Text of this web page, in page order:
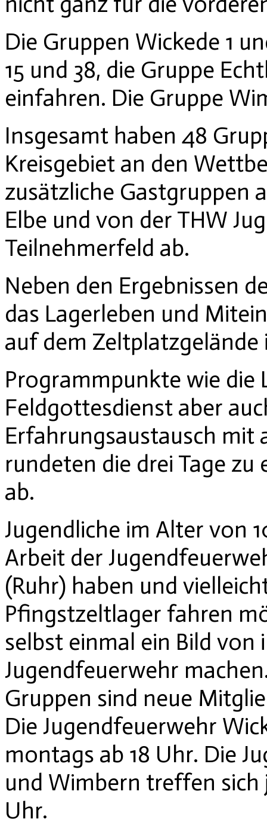
Die Gruppen Wickede 1
15 und 38, die Gruppe
einfahren. Die Gruppe
Insgesamt haben 48
Kreisgebiet an den
zusätzliche Gastgruppen
Elbe und von der THW
Teilnehmerfeld ab.
Neben den Ergebnissen
das Lagerleben und
auf dem Zeltplatzgelände
Programmpunkte wie die
Feldgottesdienst aber
Erfahrungsaustausch mit
rundeten die drei Tage
ab.
Jugendliche im Alter von
Arbeit der
(Ruhr) haben und
Pfingstzeltlager fahren
selbst einmal ein Bild
Jugendfeuerwehr
Gruppen sind neue
Die Jugendfeuerwehr
montags ab 18 Uhr. Die
und Wimbern treffen sich
Uhr.